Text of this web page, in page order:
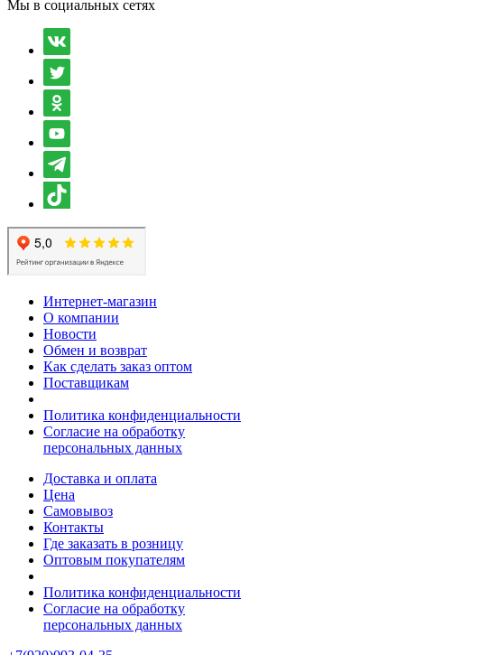
Мы в социальных сетях
Интернет-магазин
О компании
Новости
Обмен и возврат
Как сделать заказ оптом
Поставщикам
Политика конфиденциальности
Согласие на обработку
персональных данных
Доставка и оплата
Цена
Самовывоз
Контакты
Где заказать в розницу
Оптовым покупателям
Политика конфиденциальности
Согласие на обработку
персональных данных